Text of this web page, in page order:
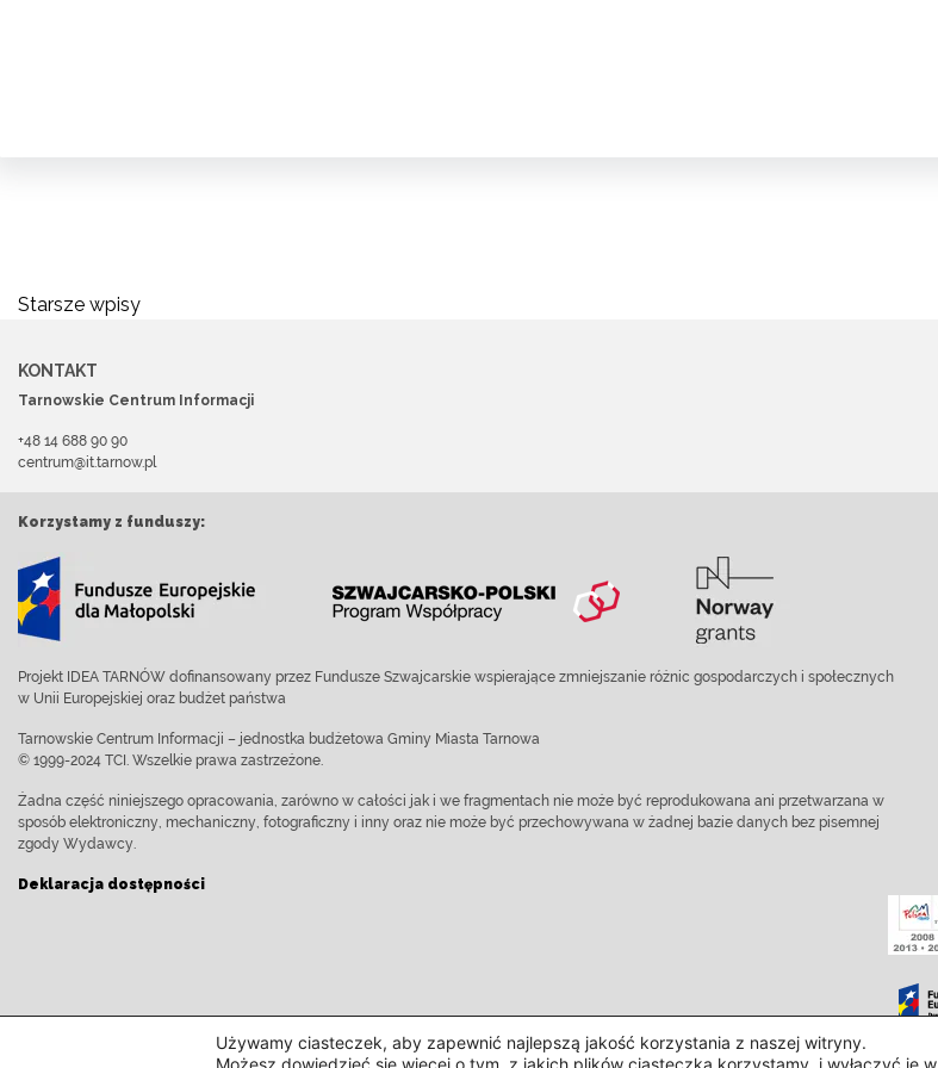
Nawigacja
po
wpisach
Starsze wpisy
KONTAKT
Tarnowskie Centrum Informacji
+48 14 688 90 90
centrum@it.tarnow.pl
Korzystamy z funduszy:
Projekt IDEA TARNÓW dofinansowany przez Fundusze Szwajcarskie wspierające zmniejszanie różnic gospodarczych i społecznych
w Unii Europejskiej oraz budżet państwa
Tarnowskie Centrum Informacji – jednostka budżetowa Gminy Miasta Tarnowa
© 1999-2024 TCI. Wszelkie prawa zastrzeżone.
Żadna część niniejszego opracowania, zarówno w całości jak i we fragmentach nie może być reprodukowana ani przetwarzana w
sposób elektroniczny, mechaniczny, fotograficzny i inny oraz nie może być przechowywana w żadnej bazie danych bez pisemnej
zgody Wydawcy.
Deklaracja dostępności
Używamy ciasteczek, aby zapewnić najlepszą jakość korzystania z naszej witryny.
Możesz dowiedzieć się więcej o tym, z jakich plików ciasteczka korzystamy, i wyłączyć je w